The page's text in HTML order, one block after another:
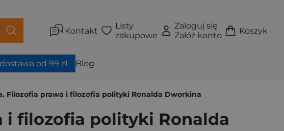
Kontakt
Listy
zakupowe
Zaloguj się
Załóż konto
Koszyk
od 99 zł Blog
Filozofia prawa i filozofia polityki Ronalda Dworkina
i filozofia polityki Ronalda